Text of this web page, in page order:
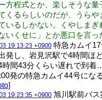
方程式とか、楽しそうな量
くるらしいのだが、うらや
いるしかない。くやしまぎ
いくせに」とか悪口を言
19:13:23 +0900 特急カムイ
発し、岩見沢駅で4時間ほ
時間43分くらい遅れで到着
発の特急カムイ44号にな
19:23:35 +0900 旭川駅前バ